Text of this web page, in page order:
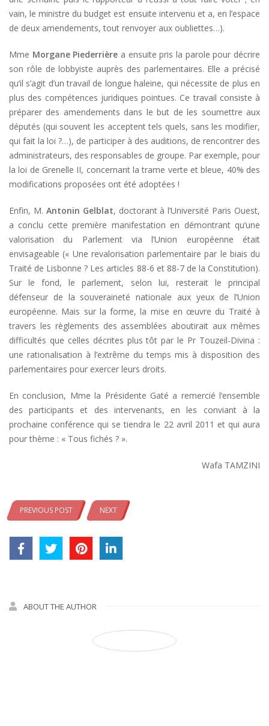
vain, le ministre du budget est ensuite intervenu et a, en l’espace
de deux amendements, tout renvoyer aux oubliettes…).
Mme Morgane Piederrière a ensuite pris la parole pour décrire
son rôle de lobbyiste auprès des parlementaires. Elle a précisé
qu’il s’agit d’un travail de longue haleine, qui nécessite de plus en
plus des compétences juridiques pointues. Ce travail consiste à
préparer des amendements dans le but de les soumettre aux
députés (qui souvent les acceptent tels quels, sans les modifier,
qui fait la loi ?…), de participer à des auditions, de rencontrer des
administrateurs, des responsables de groupe. Par exemple, pour
la loi de Grenelle II, concernant la trame verte et bleue, 40% des
modifications proposées ont été adoptées !
Enfin, M. Antonin Gelblat, doctorant à l’Université Paris Ouest,
a conclu cette première manifestation en démontrant qu’une
valorisation du Parlement via l’Union européenne était
envisageable (« Une revalorisation parlementaire par le biais du
Traité de Lisbonne ? Les articles 88-6 et 88-7 de la Constitution).
Sur le fond, le parlement, selon lui, resterait le principal
défenseur de la souveraineté nationale aux yeux de l’Union
européenne. Mais sur la forme, la mise en œuvre du Traité à
travers les règlements des assemblées aboutirait aux mêmes
difficultés que celles décrites plus tôt par le Pr Touzeil-Divina :
une rationalisation à l’extrême du temps mis à disposition des
parlementaires pour exercer leurs droits.
En conclusion, Mme la Présidente Gaté a remercié l’ensemble
des participants et des intervenants, en les conviant à la
prochaine conférence qui se tiendra le 22 avril 2011 et qui aura
pour thème : « Tous fichés ? ».
Wafa TAMZINI
PREVIOUS POST NEXT
ABOUT THE AUTHOR